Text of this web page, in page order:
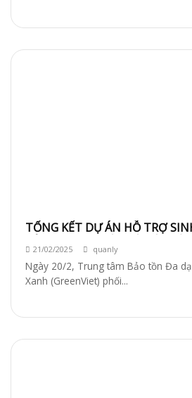
TỔNG KẾT DỰ ÁN HỖ TRỢ
TÂY
21/02/2025 quanly
Ngày 20/2, Trung tâm Bảo tồn Đa
Xanh (GreenViet) phối...